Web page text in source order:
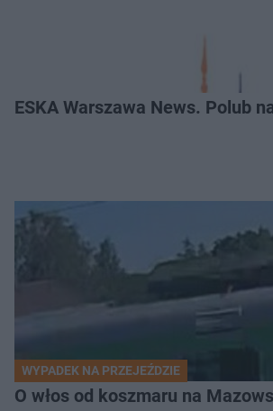
ESKA Warszawa News. Polub
WYPADEK NA PRZEJEŹDZIE
O włos od koszmaru na